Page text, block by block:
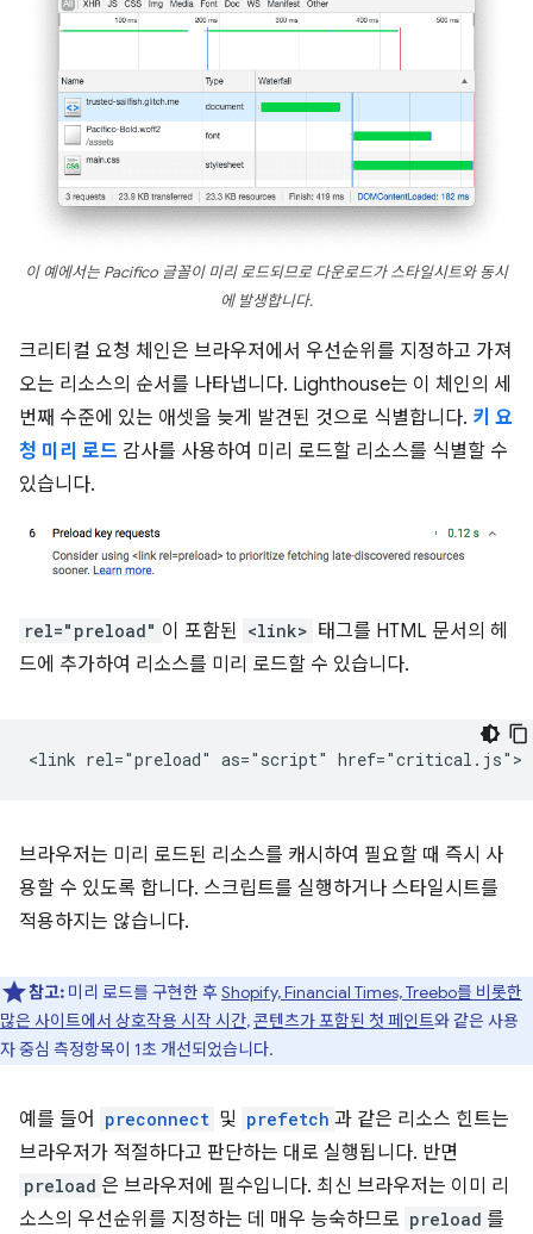
이 예에서는 Pacifico 글꼴이 미리 로드되므로 다운로드가 스타일시트와 동시
에 발생합니다.
크리티컬 요청 체인은 브라우저에서 우선순위를 지정하고 가져
오는 리소스의 순서를 나타냅니다. Lighthouse는 이 체인의 세
번째 수준에 있는 애셋을 늦게 발견된 것으로 식별합니다. 키 요
청 미리 로드 감사를 사용하여 미리 로드할 리소스를 식별할 수
있습니다.
rel="preload" 이 포함된 <link> 태그를 HTML 문서의 헤
드에 추가하여 리소스를 미리 로드할 수 있습니다.
브라우저는 미리 로드된 리소스를 캐시하여 필요할 때 즉시 사
용할 수 있도록 합니다. 스크립트를 실행하거나 스타일시트를
적용하지는 않습니다.
참고: 미리 로드를 구현한 후Shopify, Financial Times, Treebo를 비롯한
많은 사이트에서 상호작용 시작 시간,콘텐츠가 포함된 첫 페인트와 같은 사용
자 중심 측정항목이 1초 개선되었습니다.
예를 들어 preconnect 및 prefetch 과 같은 리소스 힌트는
브라우저가 적절하다고 판단하는 대로 실행됩니다. 반면
preload 은 브라우저에 필수입니다. 최신 브라우저는 이미 리
소스의 우선순위를 지정하는 데 매우 능숙하므로 preload 를